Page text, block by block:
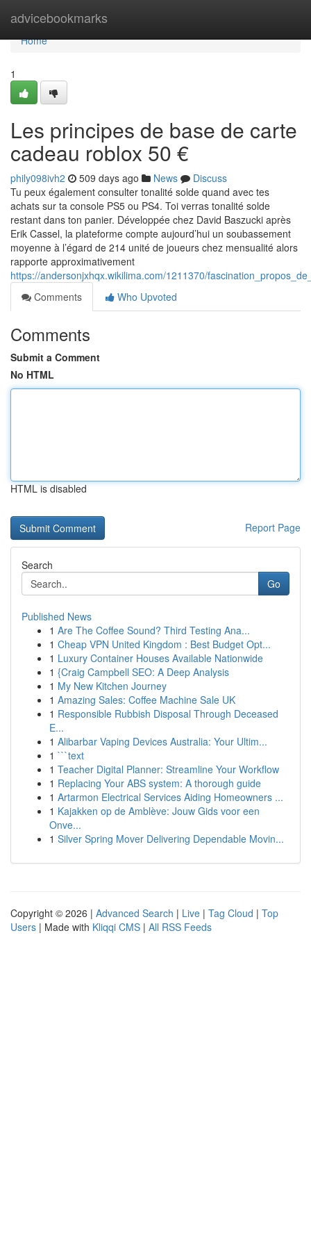
advicebookmarks
Home
Home
1
Les principes de base de carte
cadeau roblox 50 €
phily098ivh2 509 days ago News
Discuss
Tu peux également consulter tonalité solde quand avec tes
achats sur ta console PS5 ou PS4. Toi verras tonalité solde
restant dans ton panier. Développée chez David Baszucki après
Erik Cassel, la plateforme compte aujourd’hui un soubassement
moyenne à l’égard de 214 unité de joueurs chez mensualité alors
rapporte approximativement
https://andersonjxhqx.wikilima.com/1211370/
Comments
Who Upvoted
Comments
Submit a Comment
No HTML
HTML is disabled
Report Page
Search
Go
Published News
1 Are The Coffee Sound? Third Testing Ana...
1 Cheap VPN United Kingdom : Best Budget Opt...
1 Luxury Container Houses Available Nationwide
1 {Craig Campbell SEO: A Deep Analysis
1 My New Kitchen Journey
1 Amazing Sales: Coffee Machine Sale UK
1 Responsible Rubbish Disposal Through Deceased
E...
1 Alibarbar Vaping Devices Australia: Your Ultim...
1 ```text
1 Teacher Digital Planner: Streamline Your Workflow
1 Replacing Your ABS system: A thorough guide
1 Artarmon Electrical Services Aiding Homeowners ...
1 Kajakken op de Amblève: Jouw Gids voor een
Onve...
1 Silver Spring Mover Delivering Dependable Movin...
Copyright © 2026 | Advanced Search | Live | Tag Cloud | Top
Users | Made with Kliqqi CMS | All RSS Feeds